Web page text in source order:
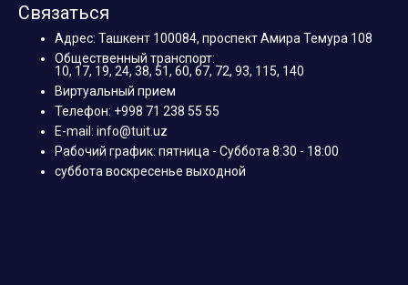
Связаться
Адрес: Ташкент 100084, проспект Амира Темура 108
Общественный транспорт:
10, 17, 19, 24, 38, 51, 60, 67, 72, 93, 115, 140
Виртуальный прием
Телефон: +998 71 238 55 55
E-mail: info@tuit.uz
Рабочий график: пятница - Суббота 8:30 - 18:00
суббота воскресенье выходной